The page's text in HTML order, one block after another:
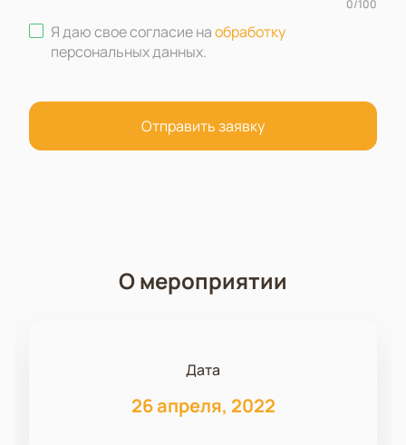
0/100
Я даю свое согласие наобработку
персональных данных.
Отправить заявку
О мероприятии
Дата
26 апреля, 2022